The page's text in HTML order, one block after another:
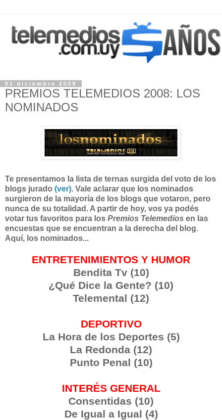
01 diciembre 2008
PREMIOS TELEMEDIOS 2008: LOS
NOMINADOS
Te presentamos la lista de ternas surgida del voto de los
blogs jurado (ver). Vale aclarar que los nominados
surgieron de la mayoría de los blogs que votaron, pero
nunca de su totalidad. A partir de hoy, vos ya podés
votar tus favoritos para los Premios Telemedios en las
encuestas que se encuentran a la derecha del blog.
Aquí, los nominados...
ENTRETENIMIENTOS Y HUMOR
Bendita Tv (10)
¿Qué Dice la Gente? (10)
Telemental (12)
DEPORTIVO
La Hora de los Deportes (5)
La Redonda (12)
Punto Penal (10)
INTERÉS GENERAL
Consentidas (10)
De Igual a Igual (4)